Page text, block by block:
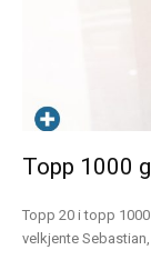
Topp 1000
Topp 20 i topp
velkjente